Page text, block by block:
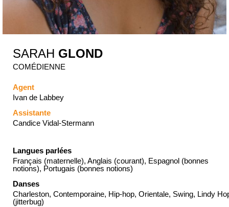
SARAH GLOND
COMÉDIENNE
Agent
Ivan de Labbey
Assistante
Candice Vidal-Stermann
Langues parlées
Français (maternelle), Anglais (courant), Espagnol (bonnes
notions), Portugais (bonnes notions)
Danses
Charleston, Contemporaine, Hip-hop, Orientale, Swing, Lindy
(jitterbug)